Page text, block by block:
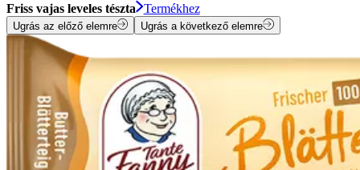
Friss vajas leveles tészta
Termékhez
Ugrás az előző elemre Ugrás a következő elemre